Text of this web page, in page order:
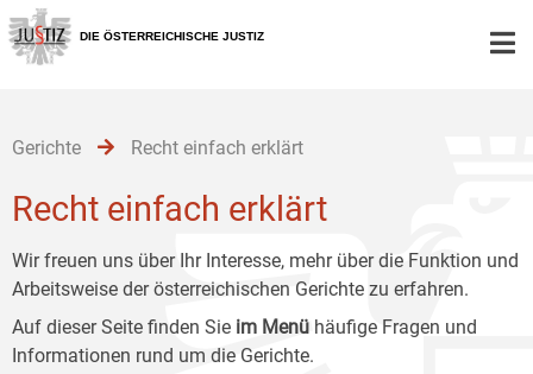
Zur
Hauptnavigation
[1]
Zum
Inhalt
[2]
Zum
Untermenü
[3]
DIE ÖSTERREICHISCHE JUSTIZ
Gerichte Recht einfach erklärt
Recht einfach erklärt
Wir freuen uns über Ihr Interesse, mehr über die Funktion und
Arbeitsweise der österreichischen Gerichte zu erfahren.
Auf dieser Seite finden Sie im Menü häufige Fragen und
Informationen rund um die Gerichte.